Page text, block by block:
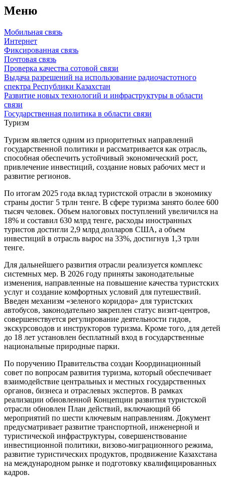
Меню
Мобильная связь
Интернет
Фиксированная связь
Почтовая связь
Проверка качества сотовой связи
Выдача разрешений на использование радиочастотного
спектра Республики Казахстан
Развитие новых технологий и инфраструктуры в области
связи
Государственная политика в области связи
Туризм
Туризм является одним из приоритетных направлений
государственной политики и рассматривается как отрасль,
способная обеспечить устойчивый экономический рост,
привлечение инвестиций, создание новых рабочих мест и
развитие регионов.
По итогам 2025 года вклад туристской отрасли в экономику
страны достиг 5 трлн тенге. В сфере туризма занято более 600
тысяч человек. Объем налоговых поступлений увеличился на
18% и составил 630 млрд тенге, расходы иностранных
туристов достигли 2,9 млрд долларов США, а объем
инвестиций в отрасль вырос на 33%, достигнув 1,3 трлн
тенге.
Для дальнейшего развития отрасли реализуется комплекс
системных мер. В 2026 году приняты законодательные
изменения, направленные на повышение качества туристских
услуг и создание комфортных условий для путешествий.
Введен механизм «зеленого коридора» для туристских
автобусов, законодательно закреплен статус визит-центров,
совершенствуется регулирование деятельности гидов,
экскурсоводов и инструкторов туризма. Кроме того, для детей
до 18 лет установлен бесплатный вход в государственные
национальные природные парки.
По поручению Правительства создан Координационный
совет по вопросам развития туризма, который обеспечивает
взаимодействие центральных и местных государственных
органов, бизнеса и отраслевых экспертов. В рамках
реализации обновленной Концепции развития туристской
отрасли обновлен План действий, включающий 66
мероприятий по шести ключевым направлениям. Документ
предусматривает развитие транспортной, инженерной и
туристической инфраструктуры, совершенствование
инвестиционной политики, визово-миграционного режима,
развитие туристических продуктов, продвижение Казахстана
на международном рынке и подготовку квалифицированных
кадров.